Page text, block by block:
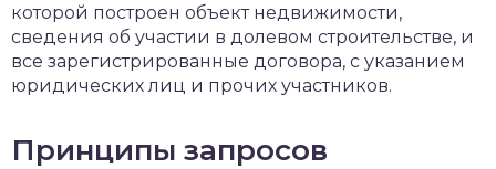
которой построен объект недвижимости,
сведения об участии в долевом строительстве, и
все зарегистрированные договора, с указанием
юридических лиц и прочих участников.
Принципы запросов